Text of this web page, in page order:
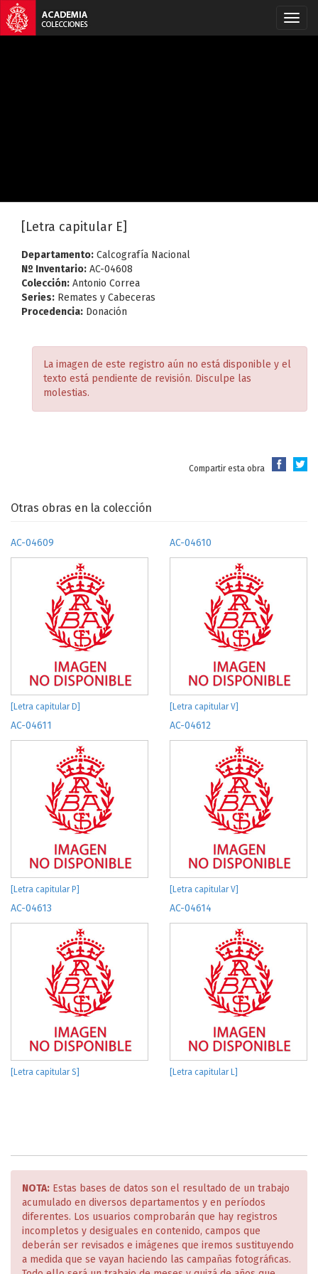
[Letra capitular E]
Departamento: Calcografía Nacional
Nº Inventario: AC-04608
Colección: Antonio Correa
Series: Remates y Cabeceras
Procedencia: Donación
La imagen de este registro aún no está disponible y el
texto está pendiente de revisión. Disculpe las
molestias.
Compartir esta obra
Otras obras en la colección
AC-04609
[Letra capitular D]
AC-04610
[Letra capitular V]
AC-04611
[Letra capitular P]
AC-04612
[Letra capitular V]
AC-04613
[Letra capitular S]
AC-04614
[Letra capitular L]
NOTA: Estas bases de datos son el resultado de un trabajo
acumulado en diversos departamentos y en períodos
diferentes. Los usuarios comprobarán que hay registros
incompletos y desiguales en contenido, campos que
deberán ser revisados e imágenes que iremos sustituyendo
a medida que se vayan haciendo las campañas fotográficas.